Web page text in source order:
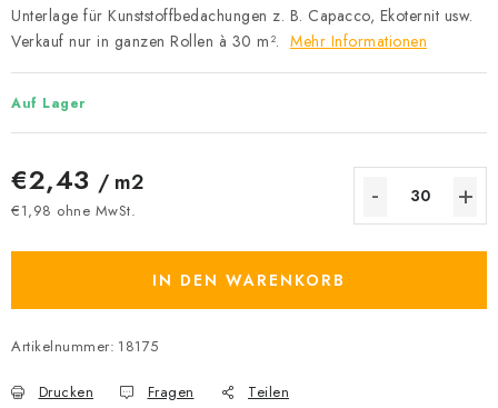
Unterlage für Kunststoffbedachungen z. B. Capacco, Ekoternit usw.
Verkauf nur in ganzen Rollen à 30 m². Mehr Informationen
Auf Lager
€2,43 / m2
€1,98 ohne MwSt.
IN DEN WARENKORB
Artikelnummer: 18175
Drucken Fragen Teilen